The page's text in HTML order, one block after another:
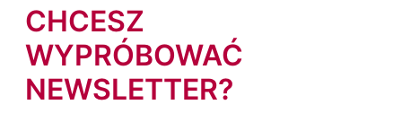
CHCESZ
WYPRÓBOWAĆ
NEWSLETTER?